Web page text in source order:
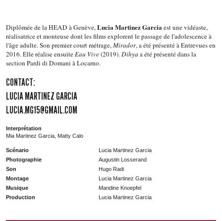
Diplômée de la HEAD à Genève,Lucia Martinez Garciaest une vidéaste,
réalisatrice et monteuse dont les films explorent le passage de l'adolescence à
l'âge adulte. Son premier court métrage,Mirador, a été présenté à Entrevues en
2016. Elle réalise ensuiteEau Vive(2019).Dihya a été présenté dans la
section Pardi di Domani à Locarno.
CONTACT:
LUCIA MARTINEZ GARCIA
LUCIA.MG15@GMAIL.COM
Interprétation
Mia Martinez Garcia, Matty Calo
Scénario
Lucia Martinez Garcia
Photographie
Augustin Losserand
Son
Hugo Radi
Montage
Lucia Martinez Garcia
Musique
Mandine Knoepfel
Production
Lucia Martinez Garcia